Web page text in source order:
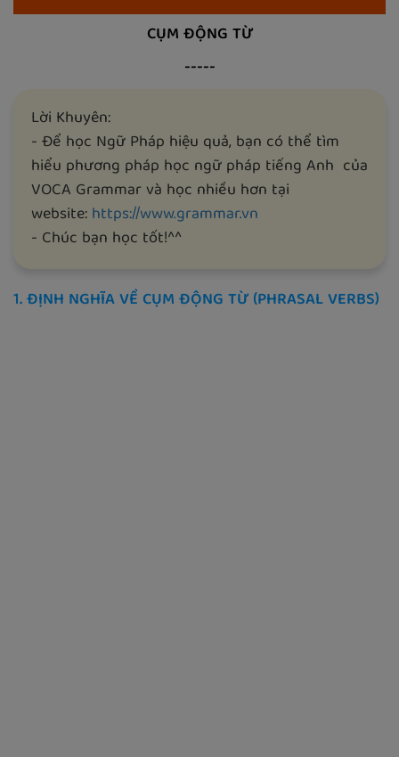
CỤM ĐỘNG TỪ
-----
Lời Khuyên:
- Để học Ngữ Pháp hiệu quả, bạn có thể tìm
hiểu phương pháp học ngữ pháp tiếng Anh của
VOCA Grammar và học nhiều hơn tại
website:https://www.grammar.vn
- Chúc bạn học tốt!^^
1. ĐỊNH NGHĨA VỀ CỤM ĐỘNG TỪ (PHRASAL VERBS)